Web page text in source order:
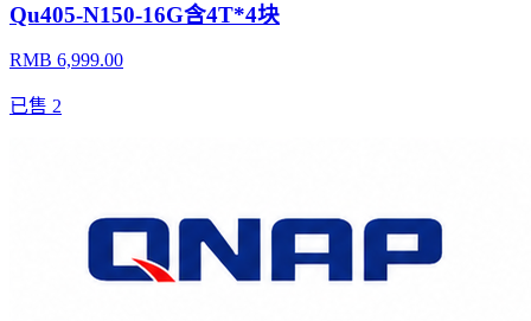
Qu405-N150-16G含4T*4块
RMB 6,999.00
已售 2